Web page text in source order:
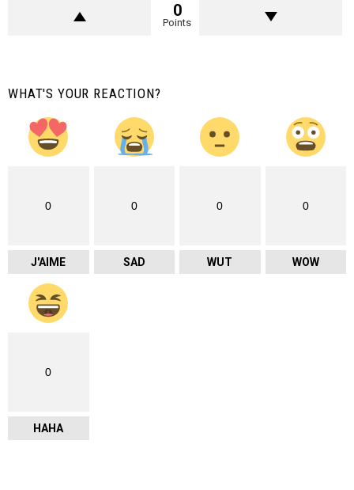
0
Points
WHAT'S YOUR REACTION?
0
J'AIME
0
SAD
0
WUT
0
WOW
0
HAHA